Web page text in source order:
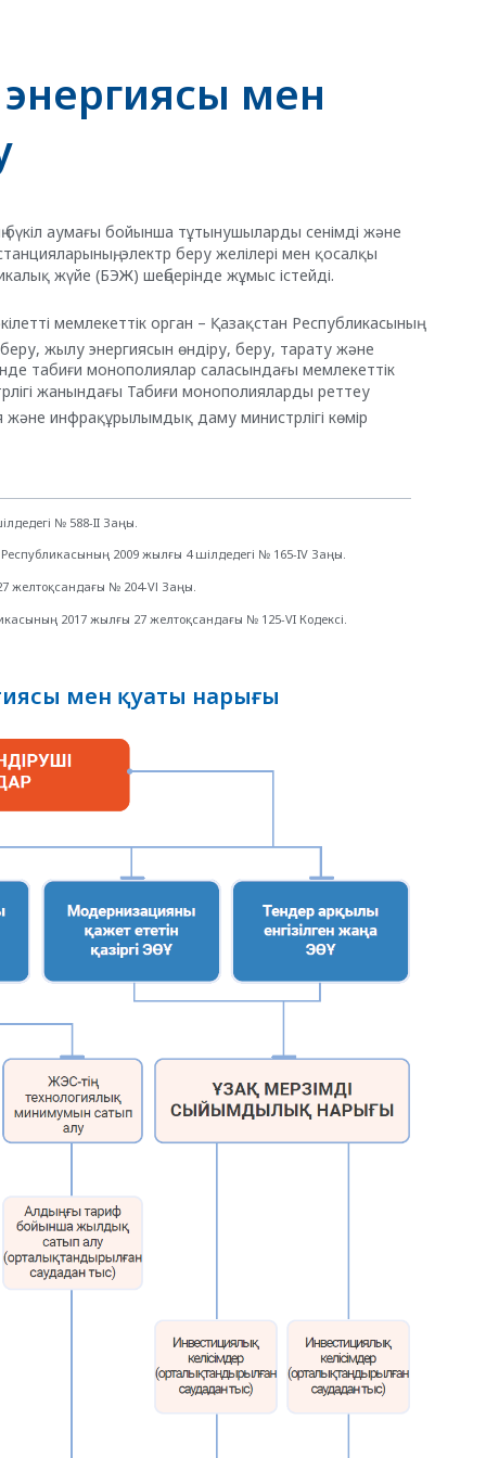
энергиясы мен
бүкіл аумағы бойынша тұтынушыларды сенімді және
электр беру желілері мен қосалқы
жүйе (БЭЖ) шеңберінде жұмыс істейді.
мемлекеттік орган – Қазақстан Республикасының
жылу энергиясын өндіру, беру, тарату және
табиғи монополиялар саласындағы мемлекеттік
жанындағы Табиғи монополияларды реттеу
инфрақұрылымдық даму министрлігі көмір
№ 588-II Заңы.
2009 жылғы 4 шілдедегі № 165-IV Заңы.
желтоқсандағы № 204-VІ Заңы.
2017 жылғы 27 желтоқсандағы № 125-VI Кодексі.
мен қуаты нарығы